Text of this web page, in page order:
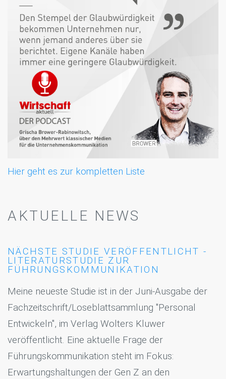
Hier geht es zur kompletten Liste
AKTUELLE NEWS
NÄCHSTE STUDIE VERÖFFENTLICHT -
LITERATURSTUDIE ZUR
FÜHRUNGSKOMMUNIKATION
Meine neueste Studie ist in der Juni-Ausgabe der
Fachzeitschrift/Loseblattsammlung "Personal
Entwickeln", im Verlag Wolters Kluwer
veröffentlicht. Eine aktuelle Frage der
Führungskommunikation steht im Fokus:
Erwartungshaltungen der Gen Z an den